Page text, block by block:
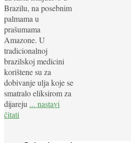
Brazilu, na posebnim
palmama u
prašumama
Amazone. U
tradicionalnoj
brazilskoj medicini
korištene su za
dobivanje ulja koje se
smatralo eliksirom za
dijareju ... nastavi
čitati